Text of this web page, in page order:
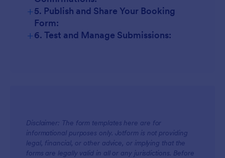
+5. Publish and Share Your Booking
Form:
+6. Test and Manage Submissions:
Disclaimer: The form templates here are for
informational purposes only. Jotform is not providing
legal, financial, or other advice, or implying that the
forms are legally valid in all or any jurisdictions. Before